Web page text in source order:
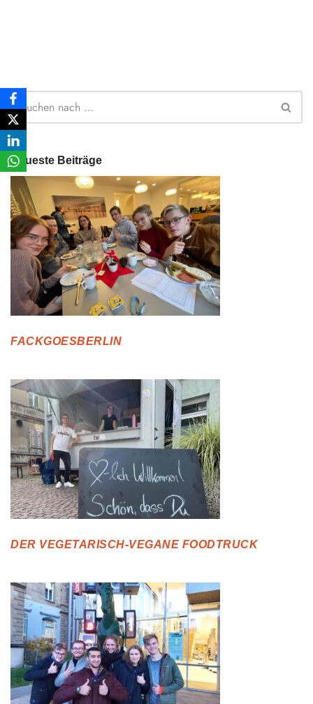
Neueste Beiträge
FACKGOESBERLIN
DER VEGETARISCH-VEGANE FOODTRUCK